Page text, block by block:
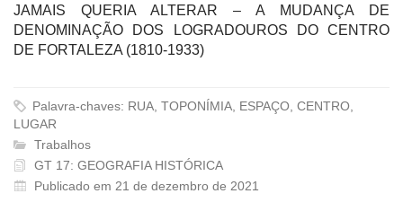
JAMAIS QUERIA ALTERAR – A MUDANÇA DE
DENOMINAÇÃO DOS LOGRADOUROS DO CENTRO
DE FORTALEZA (1810-1933)
Palavra-chaves: RUA, TOPONÍMIA, ESPAÇO, CENTRO,
LUGAR
Trabalhos
GT 17: GEOGRAFIA HISTÓRICA
Publicado em 21 de dezembro de 2021